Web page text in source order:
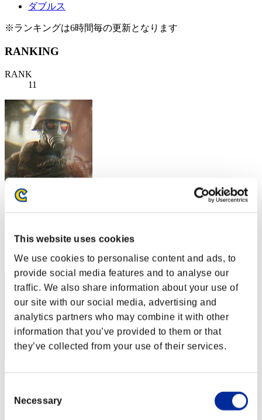
This website uses cookies
We use cookies to personalise content and ads, to
provide social media features and to analyse our
traffic. We also share information about your use of
our site with our social media, advertising and
analytics partners who may combine it with other
information that you’ve provided to them or that
they’ve collected from your use of their services.
Selection
Necessary
ダブルス
※ランキングは6時間毎の更新となります
RANKING
RANK
11
poni34
RANK
12
スコア:Lv:1/10'33"22